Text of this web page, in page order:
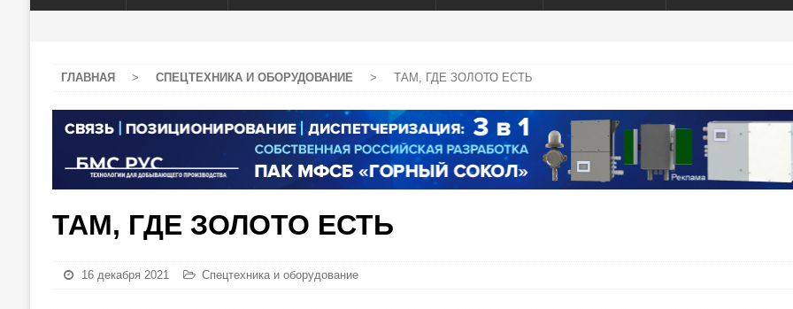
ГЛАВНАЯ > СПЕЦТЕХНИКА И ОБОРУДОВАНИЕ > ТАМ, ГДЕ ЗОЛОТО ЕСТЬ
ТАМ, ГДЕ ЗОЛОТО ЕСТЬ
16 декабря 2021 Спецтехника и оборудование